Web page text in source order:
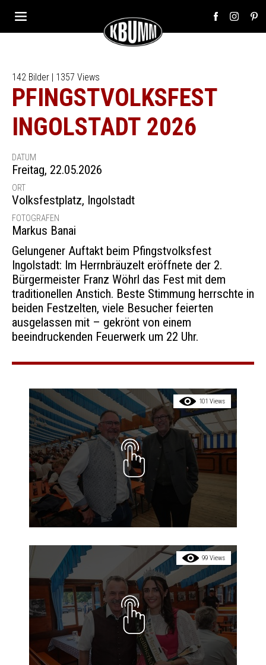
142 Bilder | 1357 Views
PFINGSTVOLKSFEST
INGOLSTADT 2026
DATUM
Freitag, 22.05.2026
ORT
Volksfestplatz, Ingolstadt
FOTOGRAFEN
Markus Banai
Gelungener Auftakt beim Pfingstvolksfest
Ingolstadt: Im Herrnbräuzelt eröffnete der 2.
Bürgermeister Franz Wöhrl das Fest mit dem
traditionellen Anstich. Beste Stimmung herrschte in
beiden Festzelten, viele Besucher feierten
ausgelassen mit – gekrönt von einem
beeindruckenden Feuerwerk um 22 Uhr.
101 Views
99 Views